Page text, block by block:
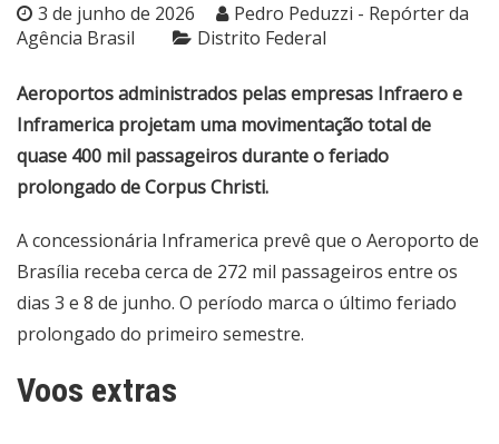
3 de junho de 2026
Pedro Peduzzi - Repórter da
Agência Brasil
Distrito Federal
Aeroportos administrados pelas empresas Infraero e
Inframerica projetam uma movimentação total de
quase 400 mil passageiros durante o feriado
prolongado de Corpus Christi.
A concessionária Inframerica prevê que o Aeroporto de
Brasília receba cerca de 272 mil passageiros entre os
dias 3 e 8 de junho. O período marca o último feriado
prolongado do primeiro semestre.
Voos extras